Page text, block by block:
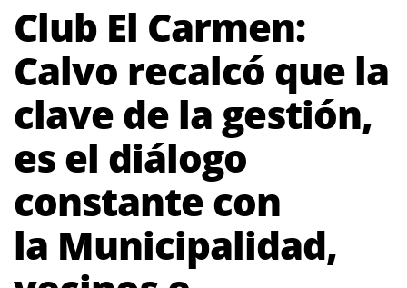
Club El Carmen:
Calvo recalcó que la
clave de la gestión,
es el diálogo
constante con
la Municipalidad,